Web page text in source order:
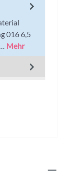
016 6,5
Mehr